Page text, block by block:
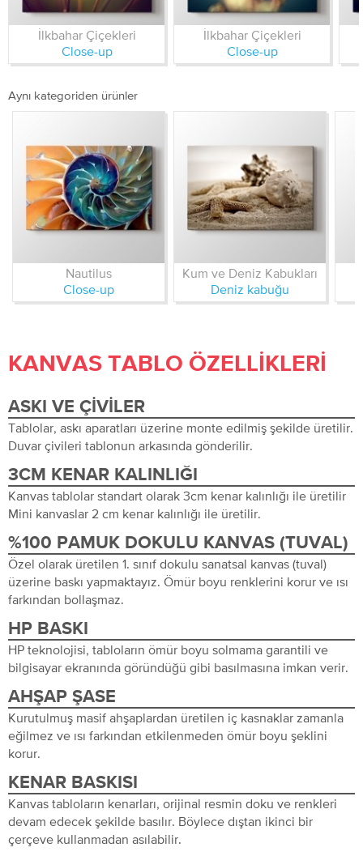
İlkbahar Çiçekleri
Close-up
İlkbahar Çiçekleri
Close-up
Aynı kategoriden ürünler
Nautilus
Close-up
Kum ve Deniz Kabukları
Deniz kabuğu
KANVAS TABLO ÖZELLIKLERI
ASKI VE ÇIVILER
Tablolar, askı aparatları üzerine monte edilmiş şekilde üretilir.
Duvar çivileri tablonun arkasında gönderilir.
3CM KENAR KALINLIĞI
Kanvas tablolar standart olarak 3cm kenar kalınlığı ile üretilir
Mini kanvaslar 2 cm kenar kalınlığı ile üretilir.
%100 PAMUK DOKULU KANVAS (TUVAL)
Özel olarak üretilen 1. sınıf dokulu sanatsal kanvas (tuval)
üzerine baskı yapmaktayız. Ömür boyu renklerini korur ve ısı
farkından bollaşmaz.
HP BASKI
HP teknolojisi, tabloların ömür boyu solmama garantili ve
bilgisayar ekranında göründüğü gibi basılmasına imkan verir.
AHŞAP ŞASE
Kurutulmuş masif ahşaplardan üretilen iç kasnaklar zamanla
eğilmez ve ısı farkından etkilenmeden ömür boyu şeklini
korur.
KENAR BASKISI
Kanvas tabloların kenarları, orijinal resmin doku ve renkleri
devam edecek şekilde basılır. Böylece dıştan ikinci bir
çerçeve kullanmadan asılabilir.